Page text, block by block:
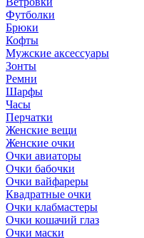
Футболки
Брюки
Кофты
Мужские аксессуары
Зонты
Ремни
Шарфы
Часы
Перчатки
Женские вещи
Женские очки
Очки авиаторы
Очки бабочки
Очки вайфареры
Квадратные очки
Очки клабмастеры
Очки кошачий глаз
Очки маски